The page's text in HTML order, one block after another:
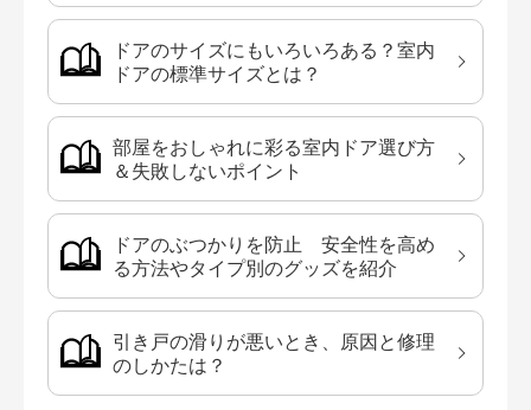
ドアのサイズにもいろいろある？室内
ドアの標準サイズとは？
部屋をおしゃれに彩る室内ドア選び方
＆失敗しないポイント
ドアのぶつかりを防止 安全性を高め
る方法やタイプ別のグッズを紹介
引き戸の滑りが悪いとき、原因と修理
のしかたは？